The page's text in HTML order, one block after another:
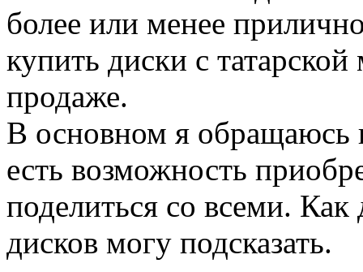
более или менее
купить диски с
продаже.
В основном я обращаюсь
есть возможность
поделиться со всеми. Как
дисков могу подсказать.